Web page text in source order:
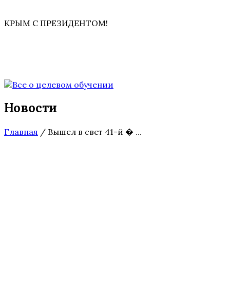
КРЫМ С ПРЕЗИДЕНТОМ!
Новости
Главная / Вышел в свет 41-й � ...